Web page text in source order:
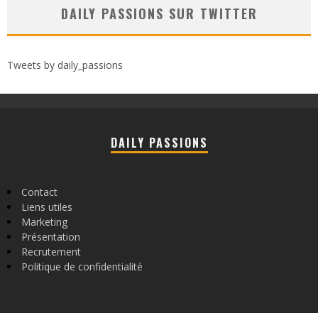
DAILY PASSIONS SUR TWITTER
Tweets by daily_passions
DAILY PASSIONS
Contact
Liens utiles
Marketing
Présentation
Recrutement
Politique de confidentialité